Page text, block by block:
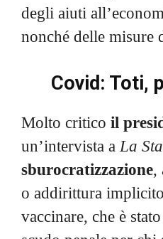
degli aiuti
nonché delle misure
Covid: Toti,
Molto critico il
un’intervista aLa
sburocratizzazione,
o addirittura
vaccinare, che è